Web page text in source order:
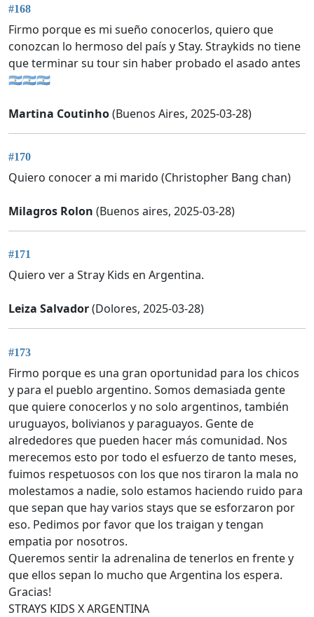
#168
Firmo porque es mi sueño conocerlos, quiero que
conozcan lo hermoso del país y Stay. Straykids no tiene
que terminar su tour sin haber probado el asado antes
🇦🇷🇦🇷🇦🇷
Martina Coutinho(Buenos Aires, 2025-03-28)
#170
Quiero conocer a mi marido (Christopher Bang chan)
Milagros Rolon (Buenos aires, 2025-03-28)
#171
Quiero ver a Stray Kids en Argentina.
Leiza Salvador(Dolores, 2025-03-28)
#173
Firmo porque es una gran oportunidad para los chicos
y para el pueblo argentino. Somos demasiada gente
que quiere conocerlos y no solo argentinos, también
uruguayos, bolivianos y paraguayos. Gente de
alrededores que pueden hacer más comunidad. Nos
merecemos esto por todo el esfuerzo de tanto meses,
fuimos respetuosos con los que nos tiraron la mala no
molestamos a nadie, solo estamos haciendo ruido para
que sepan que hay varios stays que se esforzaron por
eso. Pedimos por favor que los traigan y tengan
empatia por nosotros.
Queremos sentir la adrenalina de tenerlos en frente y
que ellos sepan lo mucho que Argentina los espera.
Gracias!
STRAYS KIDS X ARGENTINA